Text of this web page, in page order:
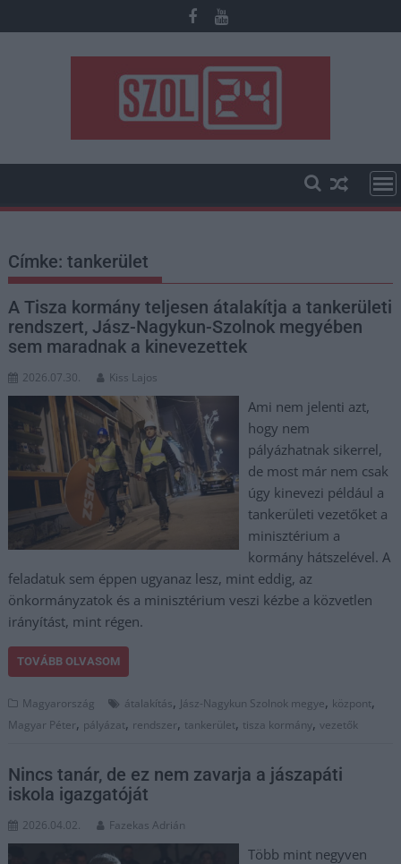
to
Címke:tankerület
A Tisza kormány teljesen átalakítja a tankerületi
rendszert, Jász-Nagykun-Szolnok megyében
sem maradnak a kinevezettek
2026.07.30. Kiss Lajos
Ami nem jelenti azt,
hogy nem
pályázhatnak sikerrel,
de most már nem csak
úgy kinevezi például a
tankerületi vezetőket a
minisztérium a
kormány hátszelével. A
feladatuk sem éppen ugyanaz lesz, mint eddig, az
önkormányzatok és a minisztérium veszi kézbe a közvetlen
irányítást, mint régen.
TOVÁBB OLVASOM
Magyarország átalakítás, Jász-Nagykun Szolnok megye, központ,
Magyar Péter, pályázat, rendszer, tankerület, tisza kormány,vezetők
Nincs tanár, de ez nem zavarja a jászapáti
iskola igazgatóját
2026.04.02. Fazekas Adrián
Több mint negyven